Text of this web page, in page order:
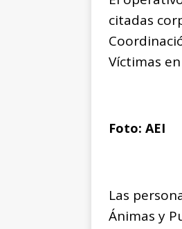
citadas
Víctimas
Foto: AEI
Las
Ánimas y